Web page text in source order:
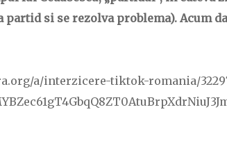
si se rezolva problema). Acum
a/interzicere-tiktok-romania/